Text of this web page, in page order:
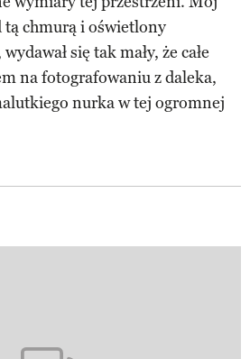
tą chmurą i oświetlony
się tak mały, że całe
na fotografowaniu z daleka,
nurka w tej ogromnej